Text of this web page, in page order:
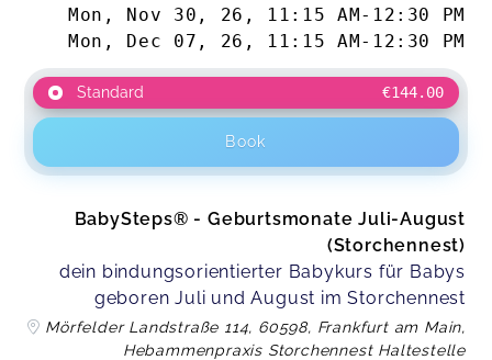
Mon, Nov 30, 26 , 11:15 AM- 12:30 PM
Mon, Dec 07, 26 , 11:15 AM- 12:30 PM
Standard €144.00
Book
BabySteps® - Geburtsmonate Juli-August
(Storchennest)
dein bindungsorientierter Babykurs für Babys
geboren Juli und August im Storchennest
Mörfelder Landstraße 114, 60598, Frankfurt am Main,
Hebammenpraxis Storchennest Haltestelle